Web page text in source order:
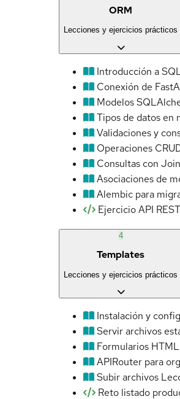
ORM
Lecciones y ejercicios prácticos
Introducción a
Conexión de
Modelos
Tipos de datos en
Validaciones y
Operaciones
Consultas con
Asociaciones de
Alembic para
Ejercicio API
4
Templates
Lecciones y ejercicios prácticos
Instalación y
Servir archivos
Formularios HTML
APIRouter para
Subir archivos
Reto listado